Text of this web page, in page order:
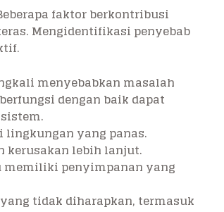
faktor berkontribusi
Mengidentifikasi penyebab
menyebabkan masalah
dengan baik dapat
yang panas.
kerusakan lebih lanjut.
memiliki penyimpanan yang
tidak diharapkan, termasuk